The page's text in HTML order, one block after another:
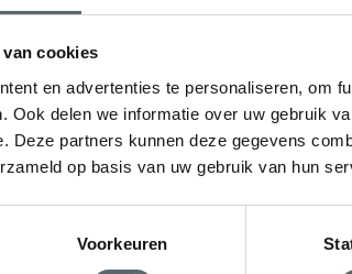
cookies
en advertenties te personaliseren, om
Ook delen we informatie over uw gebruik
Deze partners kunnen deze gegevens
op basis van uw gebruik van hun
Voorkeuren